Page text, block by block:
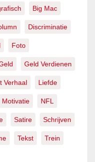
Big Mac
Discriminatie
Foto
Geld Verdienen
Verhaal Liefde
Motivatie NFL
Satire Schrijven
Tekst Trein